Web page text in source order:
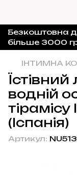
Безкоштовна
більше 3000
ІНТИМНА
водній
(Іспанія)
Артикул: